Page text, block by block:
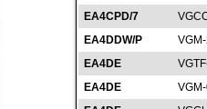
EA4CPD/7
EA4DDW/P
EA4DE
EA4DE